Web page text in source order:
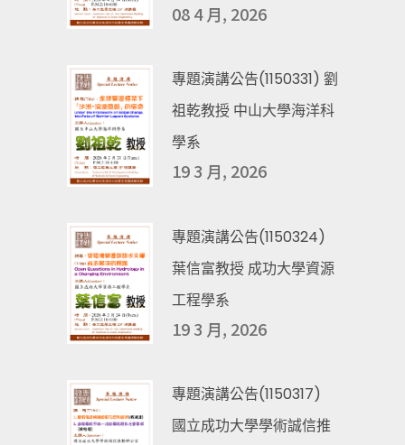
08 4 月, 2026
專題演講公告(1150331) 劉
祖乾教授 中山大學海洋科
學系
19 3 月, 2026
專題演講公告(1150324)
葉信富教授 成功大學資源
工程學系
19 3 月, 2026
專題演講公告(1150317)
國立成功大學學術誠信推